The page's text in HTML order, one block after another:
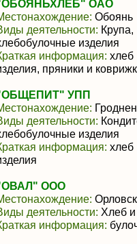
ОАО
Обоянь
деятельности:
изделия
информация: хлеб
пряники и
УПП
деятельности:
изделия
информация: хлеб
ООО
деятельности: Хлеб
информация: